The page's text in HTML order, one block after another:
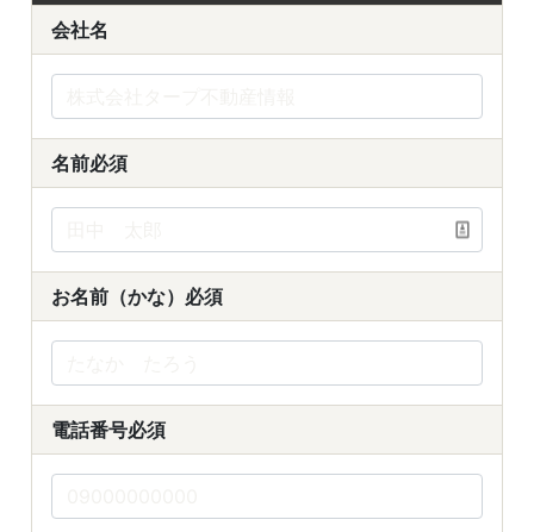
会社名
名前必須
お名前（かな） 必須
電話番号必須